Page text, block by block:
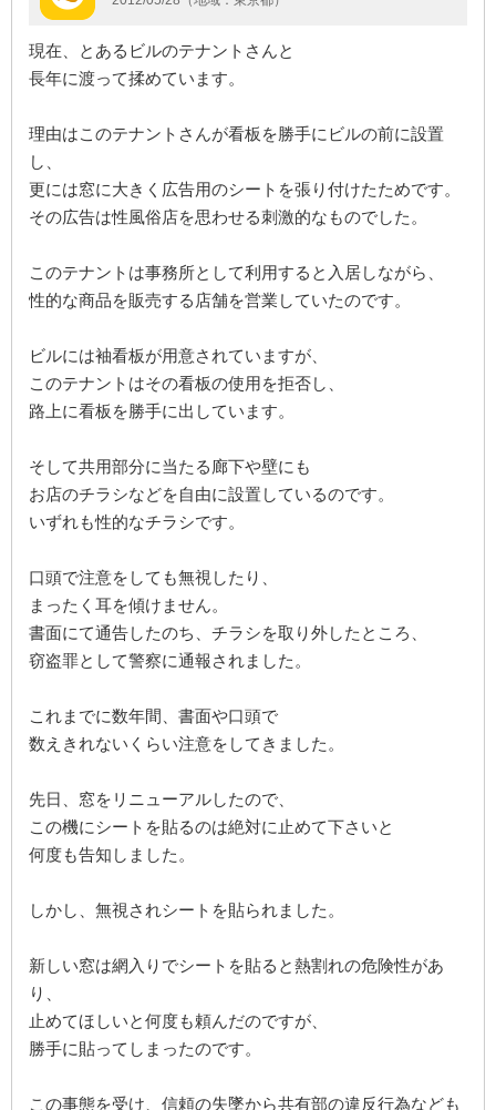
現在、とあるビルのテナントさんと
長年に渡って揉めています。
理由はこのテナントさんが看板を勝手にビルの前に設置
し、
更には窓に大きく広告用のシートを張り付けたためです。
その広告は性風俗店を思わせる刺激的なものでした。
このテナントは事務所として利用すると入居しながら、
性的な商品を販売する店舗を営業していたのです。
ビルには袖看板が用意されていますが、
このテナントはその看板の使用を拒否し、
路上に看板を勝手に出しています。
そして共用部分に当たる廊下や壁にも
お店のチラシなどを自由に設置しているのです。
いずれも性的なチラシです。
口頭で注意をしても無視したり、
まったく耳を傾けません。
書面にて通告したのち、チラシを取り外したところ、
窃盗罪として警察に通報されました。
これまでに数年間、書面や口頭で
数えきれないくらい注意をしてきました。
先日、窓をリニューアルしたので、
この機にシートを貼るのは絶対に止めて下さいと
何度も告知しました。
しかし、無視されシートを貼られました。
新しい窓は網入りでシートを貼ると熱割れの危険性があ
り、
止めてほしいと何度も頼んだのですが、
勝手に貼ってしまったのです。
この事態を受け、信頼の失墜から共有部の違反行為なども